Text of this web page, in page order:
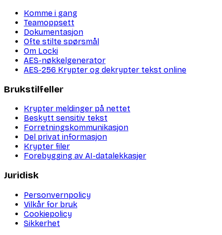
Komme i gang
Teamoppsett
Dokumentasjon
Ofte stilte spørsmål
Om Locki
AES-nøkkelgenerator
AES-256 Krypter og dekrypter tekst online
Brukstilfeller
Krypter meldinger på nettet
Beskytt sensitiv tekst
Forretningskommunikasjon
Del privat informasjon
Krypter filer
Forebygging av AI-datalekkasjer
Juridisk
Personvernpolicy
Vilkår for bruk
Cookiepolicy
Sikkerhet